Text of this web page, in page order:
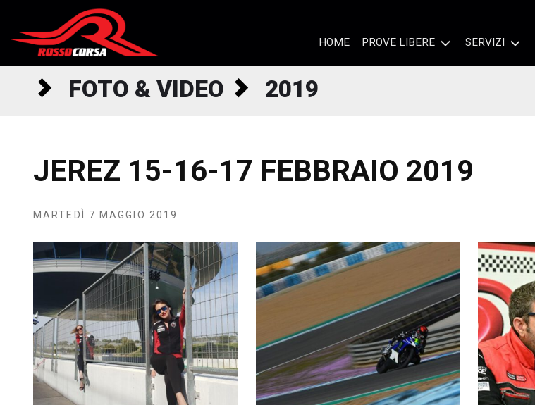
HOME PROVE LIBERE SERVIZI
FOTO & VIDEO 2019
JEREZ 15-16-17 FEBBRAIO 2019
MARTEDÌ 7 MAGGIO 2019